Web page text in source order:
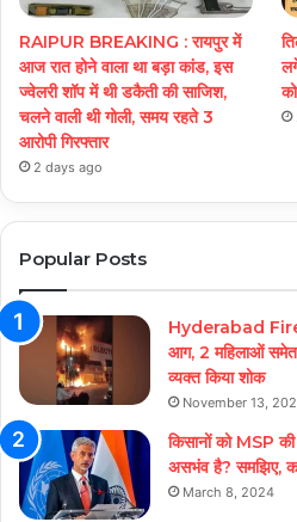
RAIPUR BREAKING : रायपुर में
आज रात होने वाला था बड़ा कांड, इस
ज्वेलरी शॉप में थी डकैती की साजिश,
चलने वाली थी गोली, समय रहते 3
आरोपी गिरफ्तार
2 days ago
Popular Posts
Hyderabad Fire:
आग, 2 महिलाओं समेत
व्यक्त किया शोक
November 13,
किसानों को MSP की
असभंव है? समझिए,
March 8, 2024